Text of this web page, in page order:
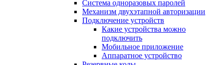
Система одноразовых паролей
Механизм двухэтапной авторизации
Подключение устройств
Какие устройства можно
подключить
Мобильное приложение
Аппаратное устройство